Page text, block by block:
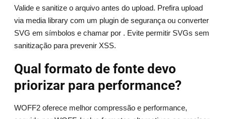
Valide e sanitize o arquivo antes do upload. Prefira upload
via media library com um plugin de segurança ou converter
SVG em símbolos e chamar por . Evite permitir SVGs sem
sanitização para prevenir XSS.
Qual formato de fonte devo
priorizar para performance?
WOFF2 oferece melhor compressão e performance,